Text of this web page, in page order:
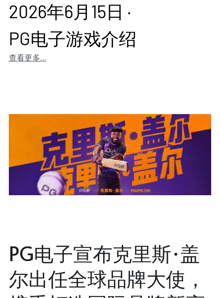
2026年6月15日 ·
PG电子游戏介绍
查看更多...
PG电子宣布克里斯·盖
尔出任全球品牌大使，